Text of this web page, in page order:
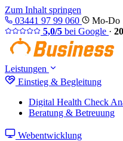
Zum Inhalt springen
03441 97 99 060
Mo-Do
5,0/5 bei Google ·
Leistungen
Einstieg & Begleitung
Digital Health Check
Beratung & Betreuung
Webentwicklung